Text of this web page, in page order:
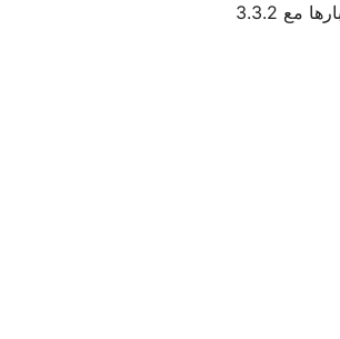
مع 3.3.2